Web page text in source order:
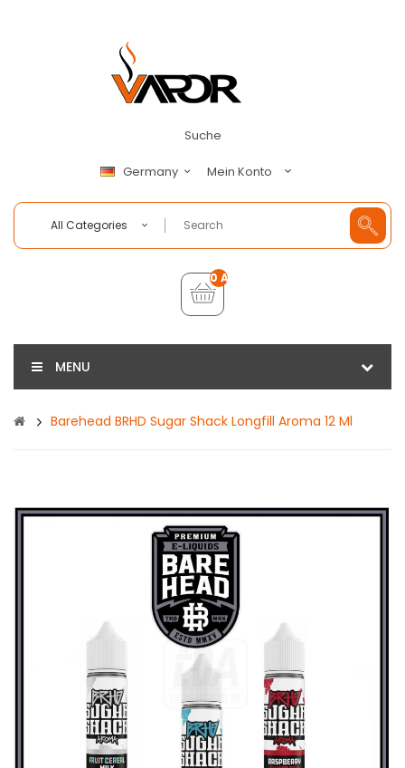
Suche
Germany Mein Konto
All Categories
0 Artikel - €0,00
MENU
Barehead BRHD Sugar Shack Longfill Aroma 12 Ml